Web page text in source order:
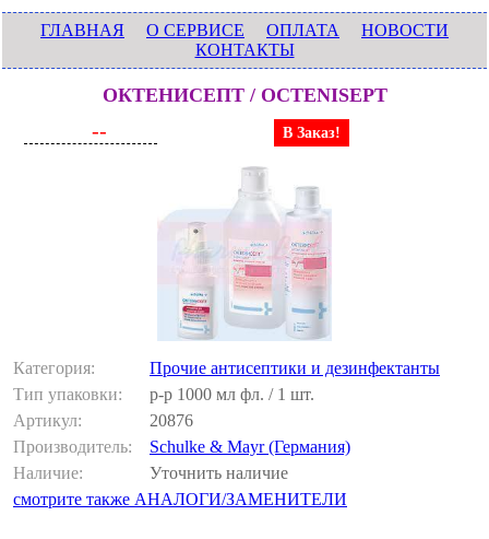
ГЛАВНАЯ О СЕРВИСЕ ОПЛАТА
НОВОСТИ
КОНТАКТЫ
ОКТЕНИСЕПТ / OCTENISEPT
-- В Заказ!
Категория:
Прочие антисептики и дезинфектанты
Тип упаковки:
р-р 1000 мл фл. / 1 шт.
Артикул:
20876
Производитель:
Schulke & Mayr (Германия)
Наличие:
Уточнить наличие
смотрите также АНАЛОГИ/ЗАМЕНИТЕЛИ